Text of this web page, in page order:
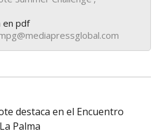
en pdf
destaca en el Encuentro
Palma